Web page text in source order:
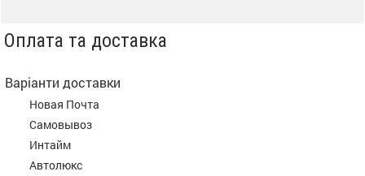
Оплата та доставка
Варіанти доставки
Новая Почта
Самовывоз
Интайм
Автолюкс